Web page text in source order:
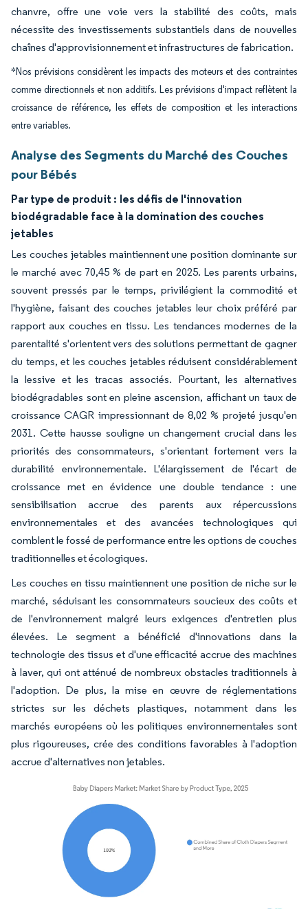
chanvre, offre une voie vers la stabilité des coûts, mais
nécessite des investissements substantiels dans de nouvelles
chaînes d'approvisionnement et infrastructures de fabrication.
*Nos prévisions considèrent les impacts des moteurs et des contraintes
comme directionnels et non additifs. Les prévisions d'impact reflètent la
croissance de référence, les effets de composition et les interactions
entre variables.
Analyse des Segments du Marché des Couches
pour Bébés
Par type de produit : les défis de l'innovation
biodégradable face à la domination des couches
jetables
Les couches jetables maintiennent une position dominante sur
le marché avec 70,45 % de part en 2025. Les parents urbains,
souvent pressés par le temps, privilégient la commodité et
l'hygiène, faisant des couches jetables leur choix préféré par
rapport aux couches en tissu. Les tendances modernes de la
parentalité s'orientent vers des solutions permettant de gagner
du temps, et les couches jetables réduisent considérablement
la lessive et les tracas associés. Pourtant, les alternatives
biodégradables sont en pleine ascension, affichant un taux de
croissance CAGR impressionnant de 8,02 % projeté jusqu'en
2031. Cette hausse souligne un changement crucial dans les
priorités des consommateurs, s'orientant fortement vers la
durabilité environnementale. L'élargissement de l'écart de
croissance met en évidence une double tendance : une
sensibilisation accrue des parents aux répercussions
environnementales et des avancées technologiques qui
comblent le fossé de performance entre les options de couches
traditionnelles et écologiques.
Les couches en tissu maintiennent une position de niche sur le
marché, séduisant les consommateurs soucieux des coûts et
de l'environnement malgré leurs exigences d'entretien plus
élevées. Le segment a bénéficié d'innovations dans la
technologie des tissus et d'une efficacité accrue des machines
à laver, qui ont atténué de nombreux obstacles traditionnels à
l'adoption. De plus, la mise en œuvre de réglementations
strictes sur les déchets plastiques, notamment dans les
marchés européens où les politiques environnementales sont
plus rigoureuses, crée des conditions favorables à l'adoption
accrue d'alternatives non jetables.